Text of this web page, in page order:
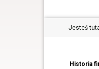
Jesteś
Historia